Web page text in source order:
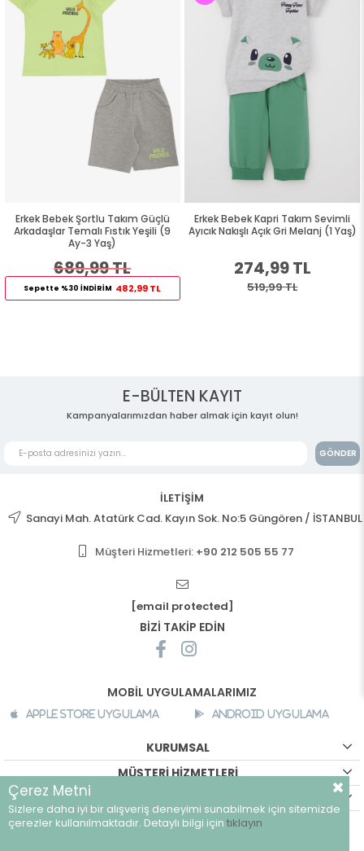
Erkek Bebek Şortlu Takım Güçlü
Arkadaşlar Temalı Fıstık Yeşili (9
Ay-3 Yaş)
689,99 TL
Sepette %30 İNDİRİM 482,99 TL
Erkek Bebek Kapri Takım Sevimli
Ayıcık Nakışlı Açık Gri Melanj (1 Yaş)
274,99 TL
519,99 TL
E-BÜLTEN KAYIT
Kampanyalarımızdan haber almak için kayıt olun!
GÖNDER
İLETİŞİM
Sanayi Mah. Atatürk Cad. Kayın Sok. No:5 Güngören / İSTANBUL
Müşteri Hizmetleri: +90 212 505 55 77
[email protected]
BİZİ TAKİP EDİN
MOBİL UYGULAMALARIMIZ
Apple Store Uygulama Android Uygulama
KURUMSAL
MÜŞTERİ HİZMETLERİ
©breeze.com.tr - Tüm hakları saklıdır.
Çerez Metni
Sizlere daha iyi bir alışveriş deneyimi sunabilmek için sitemizde
çerezler kullanılmaktadır. Detaylı bilgi için tıklayın